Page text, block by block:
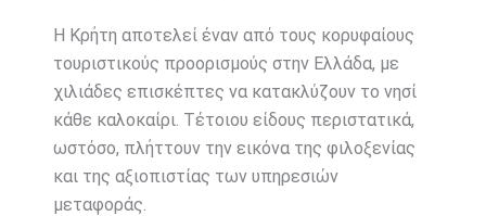
Η Κρήτη αποτελεί έναν από τους κορυφαίους
τουριστικούς προορισμούς στην Ελλάδα, με
χιλιάδες επισκέπτες να κατακλύζουν το νησί
κάθε καλοκαίρι. Τέτοιου είδους περιστατικά,
ωστόσο, πλήττουν την εικόνα της φιλοξενίας
και της αξιοπιστίας των υπηρεσιών
μεταφοράς.